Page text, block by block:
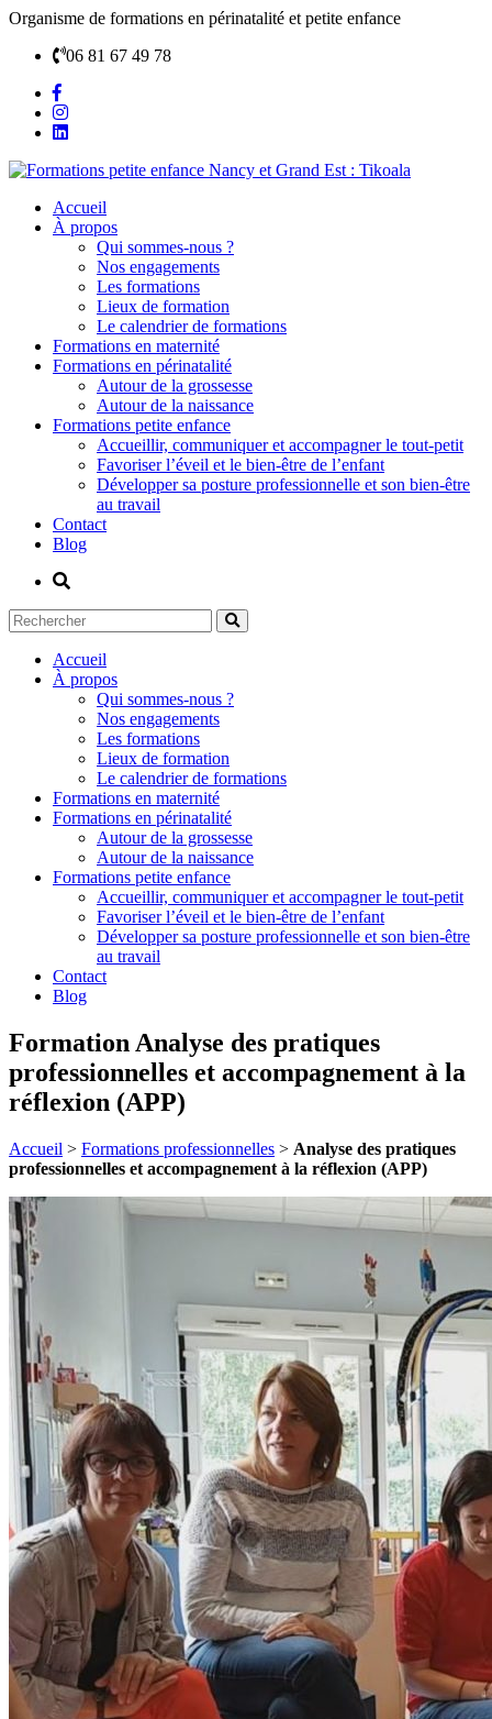
Organisme de formations en périnatalité et petite enfance
06 81 67 49 78
Accueil
À propos
Qui sommes-nous ?
Nos engagements
Les formations
Lieux de formation
Le calendrier de formations
Formations en maternité
Formations en périnatalité
Autour de la grossesse
Autour de la naissance
Formations petite enfance
Accueillir, communiquer et accompagner le tout-petit
Favoriser l’éveil et le bien-être de l’enfant
Développer sa posture professionnelle et son bien-être
au travail
Contact
Blog
Accueil
À propos
Qui sommes-nous ?
Nos engagements
Les formations
Lieux de formation
Le calendrier de formations
Formations en maternité
Formations en périnatalité
Autour de la grossesse
Autour de la naissance
Formations petite enfance
Accueillir, communiquer et accompagner le tout-petit
Favoriser l’éveil et le bien-être de l’enfant
Développer sa posture professionnelle et son bien-être
au travail
Contact
Blog
Formation Analyse des pratiques
professionnelles et accompagnement à la
réflexion (APP)
Accueil > Formations professionnelles > Analyse des pratiques
professionnelles et accompagnement à la réflexion (APP)